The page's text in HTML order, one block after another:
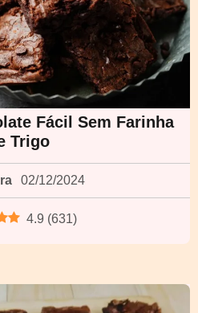
Fácil Sem Farinha
Trigo
02/12/2024
4.9 (631)